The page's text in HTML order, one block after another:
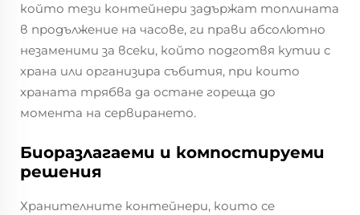
който тези контейнери задържат топлината
в продължение на часове, ги прави абсолютно
незаменими за всеки, който подготвя кутии с
храна или организира събития, при които
храната трябва да остане гореща до
момента на сервирането.
Биоразлагаеми и компостируеми
решения
Хранителните контейнери, които се